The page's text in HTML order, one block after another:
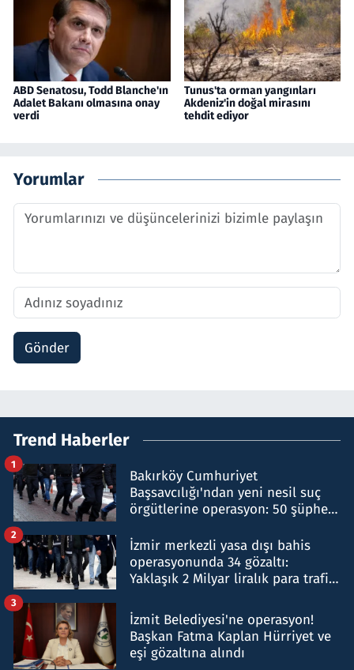
ABD Senatosu, Todd Blanche'ın
Adalet Bakanı olmasına onay
verdi
Tunus'ta orman yangınları
Akdeniz'in doğal mirasını
tehdit ediyor
Yorumlar
Gönder
Trend Haberler
Bakırköy Cumhuriyet
Başsavcılığı'ndan yeni nesil suç
örgütlerine operasyon: 50 şüpheli
1
İzmir merkezli yasa dışı bahis
operasyonunda 34 gözaltı:
Yaklaşık 2 Milyar liralık para trafiği
2
İzmit Belediyesi'ne operasyon!
Başkan Fatma Kaplan Hürriyet ve
eşi gözaltına alındı
3